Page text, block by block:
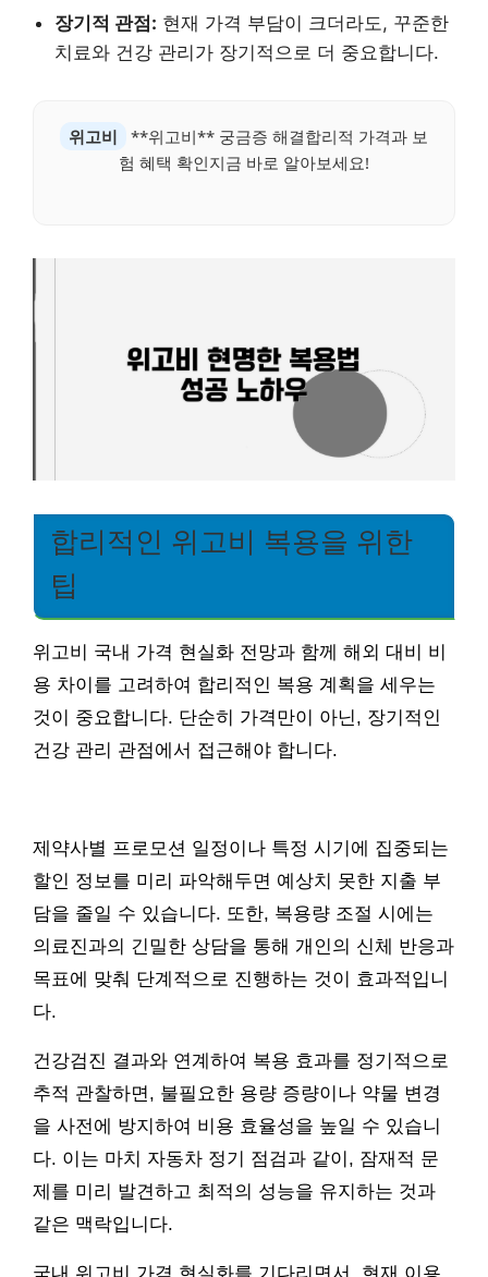
장기적 관점: 현재 가격 부담이 크더라도, 꾸준한
치료와 건강 관리가 장기적으로 더 중요합니다.
위고비
**위고비** 궁금증 해결합리적 가격과 보
험 혜택 확인지금 바로 알아보세요!
합리적인 위고비 복용을 위한
팁
위고비 국내 가격 현실화 전망과 함께 해외 대비 비
용 차이를 고려하여 합리적인 복용 계획을 세우는
것이 중요합니다. 단순히 가격만이 아닌, 장기적인
건강 관리 관점에서 접근해야 합니다.
제약사별 프로모션 일정이나 특정 시기에 집중되는
할인 정보를 미리 파악해두면 예상치 못한 지출 부
담을 줄일 수 있습니다. 또한, 복용량 조절 시에는
의료진과의 긴밀한 상담을 통해 개인의 신체 반응과
목표에 맞춰 단계적으로 진행하는 것이 효과적입니
다.
건강검진 결과와 연계하여 복용 효과를 정기적으로
추적 관찰하면, 불필요한 용량 증량이나 약물 변경
을 사전에 방지하여 비용 효율성을 높일 수 있습니
다. 이는 마치 자동차 정기 점검과 같이, 잠재적 문
제를 미리 발견하고 최적의 성능을 유지하는 것과
같은 맥락입니다.